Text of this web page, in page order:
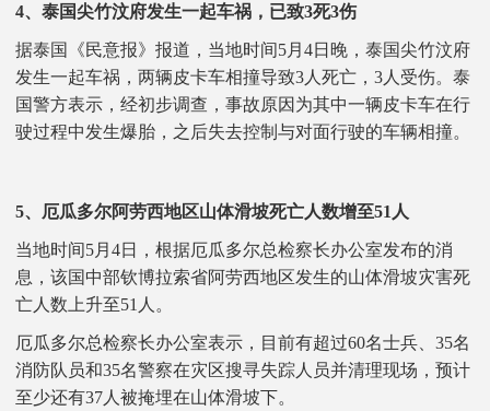
4、泰国尖竹汶府发生一起车祸，已致3死3伤
据泰国《民意报》报道，当地时间5月4日晚，泰国尖竹汶府
发生一起车祸，两辆皮卡车相撞导致3人死亡，3人受伤。泰
国警方表示，经初步调查，事故原因为其中一辆皮卡车在行
驶过程中发生爆胎，之后失去控制与对面行驶的车辆相撞。
5、厄瓜多尔阿劳西地区山体滑坡死亡人数增至51人
当地时间5月4日，根据厄瓜多尔总检察长办公室发布的消
息，该国中部钦博拉索省阿劳西地区发生的山体滑坡灾害死
亡人数上升至51人。
厄瓜多尔总检察长办公室表示，目前有超过60名士兵、35名
消防队员和35名警察在灾区搜寻失踪人员并清理现场，预计
至少还有37人被掩埋在山体滑坡下。